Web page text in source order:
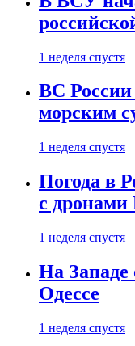
1 неделя спустя
ВС России
морским
1 неделя спустя
Погода в
с
1 неделя спустя
На Западе
Одессе
1 неделя спустя